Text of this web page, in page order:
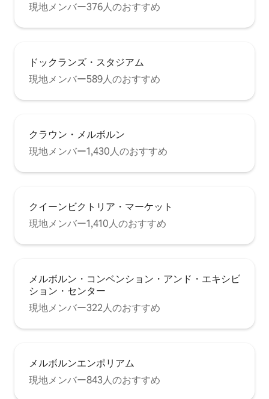
現地メンバー376人のおすすめ
ドックランズ・スタジアム
現地メンバー589人のおすすめ
クラウン・メルボルン
現地メンバー1,430人のおすすめ
クイーンビクトリア・マーケット
現地メンバー1,410人のおすすめ
メルボルン・コンベンション・アンド・エキシビ
ション・センター
現地メンバー322人のおすすめ
メルボルンエンポリアム
現地メンバー843人のおすすめ